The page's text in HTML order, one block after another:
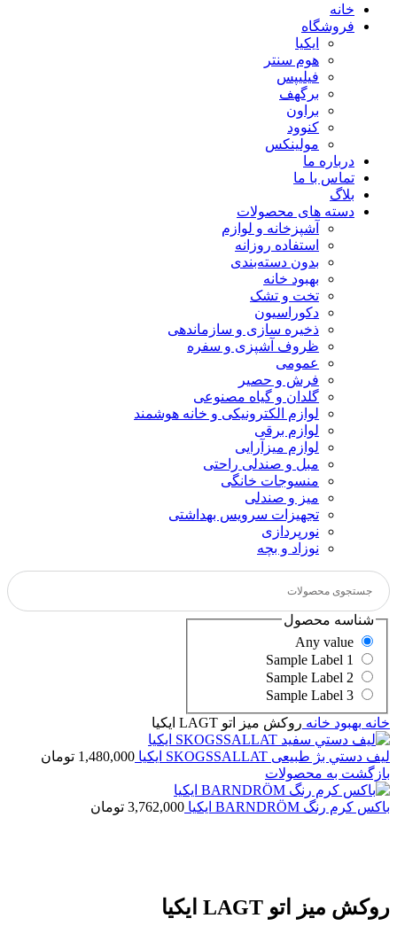
خانه
فروشگاه
ایکیا
هوم سنتر
فیلیپس
برگهف
براون
کنوود
مولینکس
درباره ما
تماس با ما
بلاگ
دسته های محصولات
آشپزخانه و لوازم
استفاده روزانه
بدون دسته‌بندی
بهبود خانه
تخت و تشک
دکوراسیون
ذخیره سازی و سازماندهی
ظروف آشپزی و سفره
عمومی
فرش و حصیر
گلدان و گیاه مصنوعی
لوازم الکترونیکی و خانه هوشمند
لوازم برقی
لوازم میزآرایی
مبل و صندلی راحتی
منسوجات خانگی
میز و صندلی
تجهیزات سرویس بهداشتی
نورپردازی
نوزاد و بچه
شناسه محصول
خانه بهبود خانه روكش ميز اتو LAGT ايكيا
ليف دستي بژ طبیعی SKOGSSALLAT ايكيا 1,480,000 تومان
بازگشت به محصولات
باکس کرم رنگ BARNDRÖM ایکیا 3,762,000 تومان
روكش ميز اتو LAGT ايكيا